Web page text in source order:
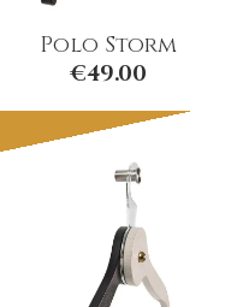
Polo Storm
€49.00